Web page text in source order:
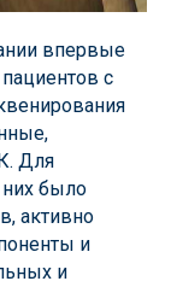
впервые
с
Для
них было
активно
и
и